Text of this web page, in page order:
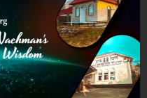
רשימת דברים לעשות
0 תגובות